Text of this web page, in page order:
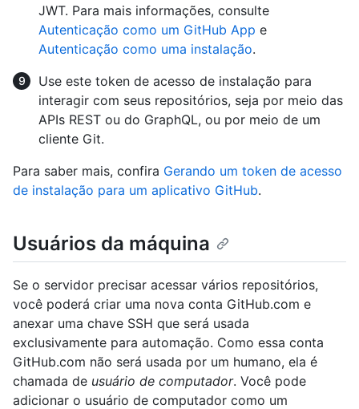
JWT. Para mais informações, consulte
Autenticação como um GitHub App e
Autenticação como uma instalação.
Use este token de acesso de instalação para
interagir com seus repositórios, seja por meio das
APIs REST ou do GraphQL, ou por meio de um
cliente Git.
Para saber mais, confira Gerando um token de acesso
de instalação para um aplicativo GitHub.
Usuários da máquina
Se o servidor precisar acessar vários repositórios,
você poderá criar uma nova conta GitHub.com e
anexar uma chave SSH que será usada
exclusivamente para automação. Como essa conta
GitHub.com não será usada por um humano, ela é
chamada de usuário de computador. Você pode
adicionar o usuário de computador como um